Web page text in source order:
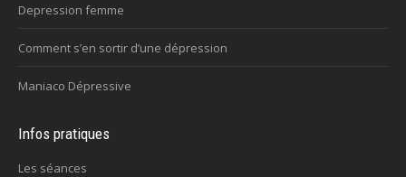
Depression femme
Comment s’en sortir d’une dépression
Maniaco Dépressive
Infos pratiques
Les séances